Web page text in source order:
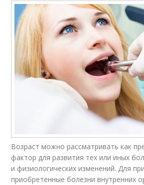
Возраст можно рассматривать как
фактор для развития тех или иных
и физиологических изменений. Для
приобретенные болезни внутренних